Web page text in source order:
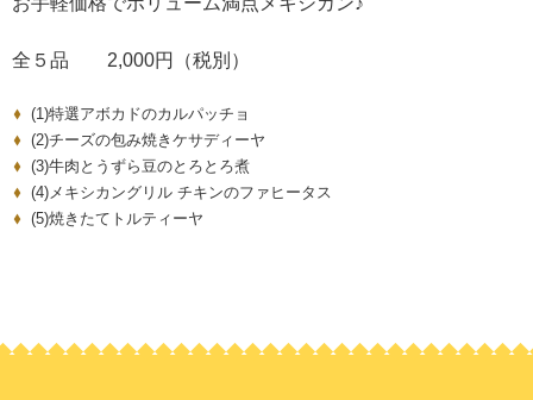
全５品 2,000円（税別）
(1)特選アボカドのカルパッチョ
(2)チーズの包み焼きケサディーヤ
(3)牛肉とうずら豆のとろとろ煮
(4)メキシカングリル チキンのファヒータス
(5)焼きたてトルティーヤ